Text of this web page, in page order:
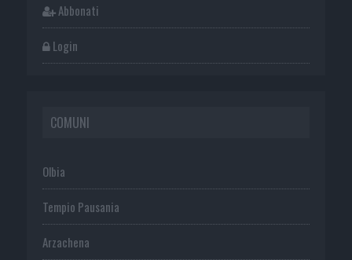
Abbonati
Login
COMUNI
Olbia
Tempio Pausania
Arzachena